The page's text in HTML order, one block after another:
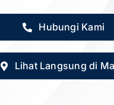
Hubungi Kami
Lihat Langsung di